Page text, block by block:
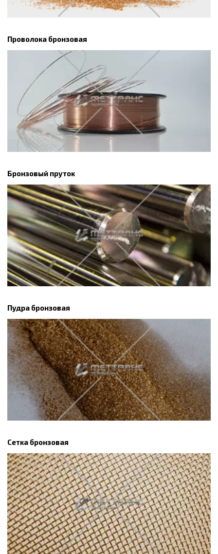
Проволока бронзовая
Бронзовый пруток
Пудра бронзовая
Сетка бронзовая